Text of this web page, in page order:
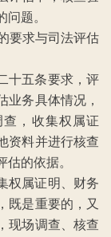
题。
要求与司法评估
十五条要求，评
业务具体情况，
，收集权属证
资料并进行核查
的依据。
权属证明、财务
既是重要的，又
现场调查、核查